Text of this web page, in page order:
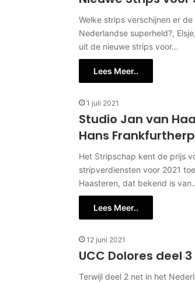
Welke strips verschijnen er
Nederlandse superheld?,
uit de nieuwe strips voor…
Lees Meer..
1 juli 2021
Studio Jan van
Hans
Het Stripschap kent de prijs
stripverdiensten voor 2021
Haasteren, dat bekend is
Lees Meer..
12 juni 2021
UCC Dolores deel
Terwijl deel 2 net in het